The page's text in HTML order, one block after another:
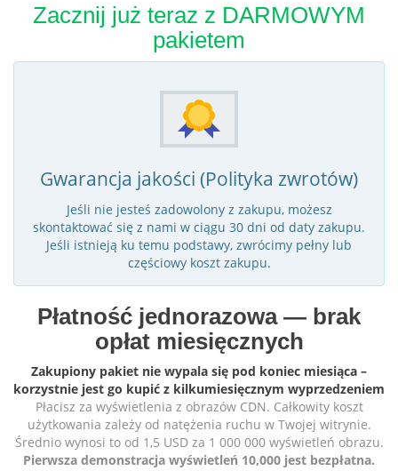
Zacznij już teraz z DARMOWYM
pakietem
Gwarancja jakości (Polityka zwrotów)
Jeśli nie jesteś zadowolony z zakupu, możesz
skontaktować się z nami w ciągu 30 dni od daty zakupu.
Jeśli istnieją ku temu podstawy, zwrócimy pełny lub
częściowy koszt zakupu.
Płatność jednorazowa — brak
opłat miesięcznych
Zakupiony pakiet nie wypala się pod koniec miesiąca –
korzystnie jest go kupić z kilkumiesięcznym wyprzedzeniem
Płacisz za wyświetlenia z obrazów CDN. Całkowity koszt
użytkowania zależy od natężenia ruchu w Twojej witrynie.
Średnio wynosi to od 1,5 USD za 1 000 000 wyświetleń obrazu.
Pierwsza demonstracja wyświetleń 10,000 jest bezpłatna.